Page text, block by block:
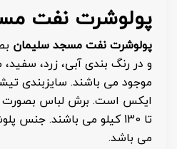
پولوشرت نفت
پولوشرت نفت مسجد سلیمان
و در رنگ بندی آبی، زرد،
موجود می باشند. سایزبندی
تا 130 کیلو می باشند.
می باشد.